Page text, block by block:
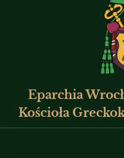
Eparchia
Kościoła